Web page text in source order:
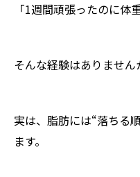
「1週間頑張ったのに体
そんな経験はありません
実は、脂肪には“落ちる
ます。